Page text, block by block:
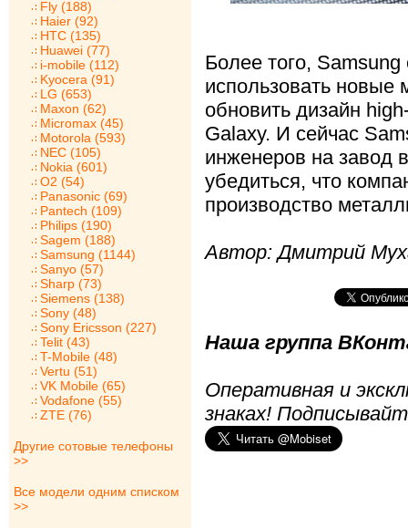
Fly (188)
Haier (92)
HTC (135)
Huawei (77)
i-mobile (112)
Kyocera (91)
LG (653)
Maxon (62)
Micromax (45)
Motorola (593)
NEC (105)
Nokia (601)
O2 (54)
Panasonic (69)
Pantech (109)
Philips (190)
Sagem (188)
Samsung (1144)
Sanyo (57)
Sharp (73)
Siemens (138)
Sony (48)
Sony Ericsson (227)
Telit (43)
T-Mobile (48)
Vertu (51)
VK Mobile (65)
Vodafone (55)
ZTE (76)
Другие сотовые телефоны
>>
Все модели одним списком
>>
Более того, Samsung
использовать новые
обновить дизайн
Galaxy. И сейчас
инженеров на завод
убедиться, что
производство
Автор: Дмитрий
Наша группа
Оперативная и
знаках!